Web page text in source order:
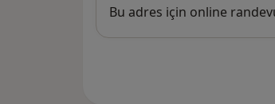
Uygunluk
Bu adres için online